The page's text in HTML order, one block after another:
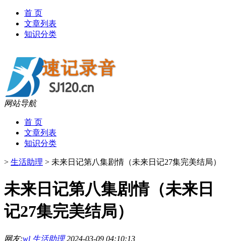
首 页
文章列表
知识分类
网站导航
首 页
文章列表
知识分类
> 生活助理 > 未来日记第八集剧情（未来日记27集完美结局）
未来日记第八集剧情（未来日
记27集完美结局）
网友:wl 生活助理 2024-03-09 04:10:13